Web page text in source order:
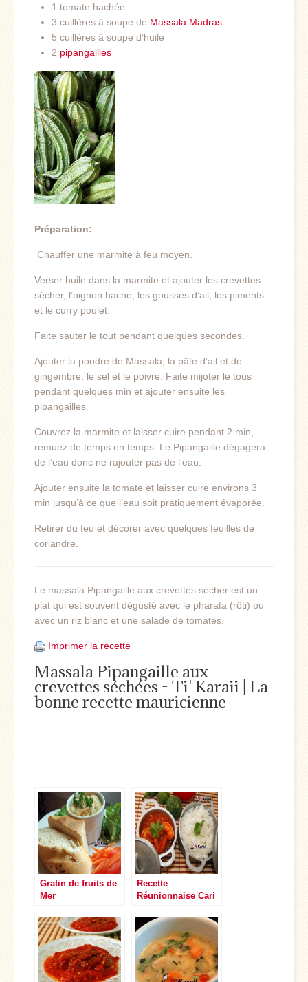
1 tomate hachée
3 cuillères à soupe de Massala Madras
5 cuillères à soupe d’huile
2 pipangailles
Préparation:
Chauffer une marmite à feu moyen.
Verser huile dans la marmite et ajouter les crevettes
sécher, l’oignon haché, les gousses d’ail, les piments
et le curry poulet.
Faite sauter le tout pendant quelques secondes.
Ajouter la poudre de Massala, la pâte d’ail et de
gingembre, le sel et le poivre. Faite mijoter le tous
pendant quelques min et ajouter ensuite les
pipangailles.
Couvrez la marmite et laisser cuire pendant 2 min,
remuez de temps en temps. Le Pipangaille dégagera
de l’eau donc ne rajouter pas de l’eau.
Ajouter ensuite la tomate et laisser cuire environs 3
min jusqu’à ce que l’eau soit pratiquement évaporée.
Retirer du feu et décorer avec quelques feuilles de
coriandre.
Le massala Pipangaille aux crevettes sécher est un
plat qui est souvent dégusté avec le pharata (rôti) ou
avec un riz blanc et une salade de tomates.
Imprimer la recette
Massala Pipangaille aux
crevettes séchées - Ti' Karaii | La
bonne recette mauricienne
Gratin de fruits de
Mer
Recette
Réunionnaise Cari